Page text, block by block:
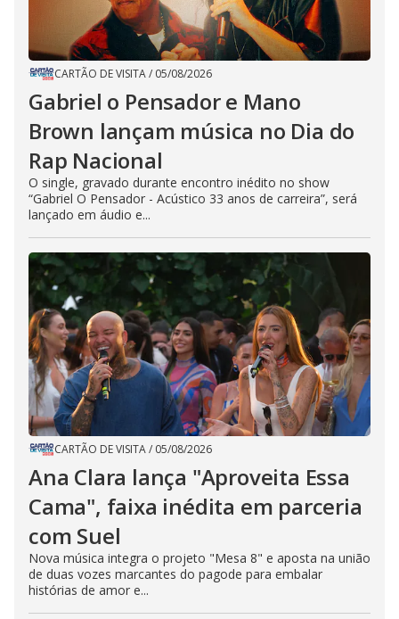
CARTÃO DE VISITA/ 05/08/2026
Gabriel o Pensador e Mano
Brown lançam música no Dia do
Rap Nacional
O single, gravado durante encontro inédito no show
“Gabriel O Pensador - Acústico 33 anos de carreira”, será
lançado em áudio e...
CARTÃO DE VISITA/ 05/08/2026
Ana Clara lança "Aproveita Essa
Cama", faixa inédita em parceria
com Suel
Nova música integra o projeto "Mesa 8" e aposta na união
de duas vozes marcantes do pagode para embalar
histórias de amor e...